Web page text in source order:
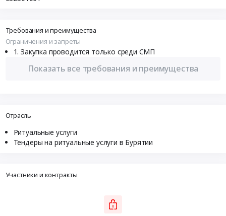
Требования и преимущества
Ограничения и запреты
Закупка проводится только среди СМП
Показать все требования и преимущества
Отрасль
Ритуальные услуги
Тендеры на ритуальные услуги в Бурятии
Участники и контракты